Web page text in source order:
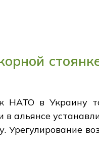
НАТО в Украину
альянсе